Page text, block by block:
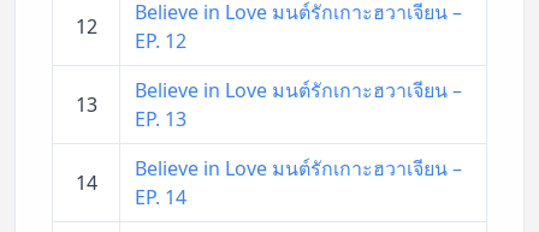
12
Believe in Love มนต์รักเกาะฮวาเจียน –
EP. 12
13
Believe in Love มนต์รักเกาะฮวาเจียน –
EP. 13
14
Believe in Love มนต์รักเกาะฮวาเจียน –
EP. 14